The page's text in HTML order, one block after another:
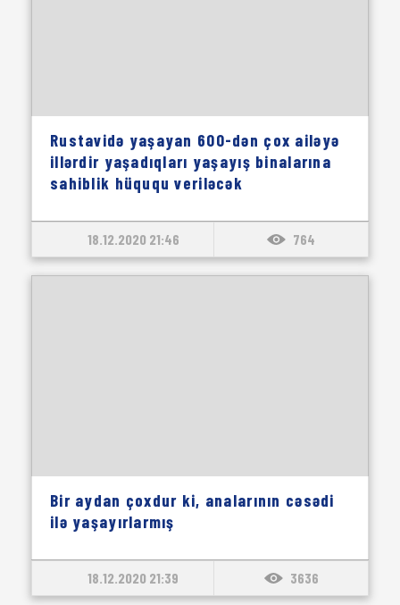
Rustavidə yaşayan 600-dən çox ailəyə
illərdir yaşadıqları yaşayış binalarına
sahiblik hüququ veriləcək
18.12.2020 21:46 764
Bir aydan çoxdur ki, analarının cəsədi
ilə yaşayırlarmış
18.12.2020 21:39 3636